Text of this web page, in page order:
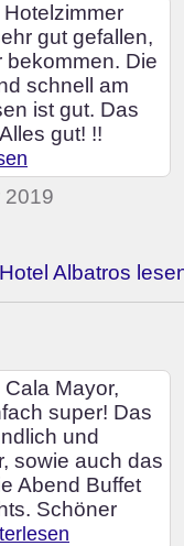
gut gefallen,
bekommen. Die
schnell am
ist gut. Das
gut! !!
2019
Albatros
Mayor,
super! Das
und
sowie auch das
Abend Buffet
Schöner